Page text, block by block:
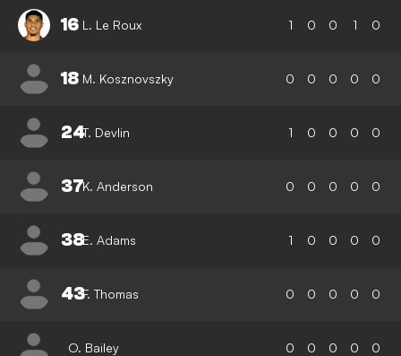
16 L. Le Roux 1 0 0 1 0
18 M. Kosznovszky 0 0 0 0 0
24T. Devlin 1 0 0 0 0
37K. Anderson 0 0 0 0 0
38E. Adams 1 0 0 0 0
43F. Thomas 0 0 0 0 0
O. Bailey 0 0 0 0 0